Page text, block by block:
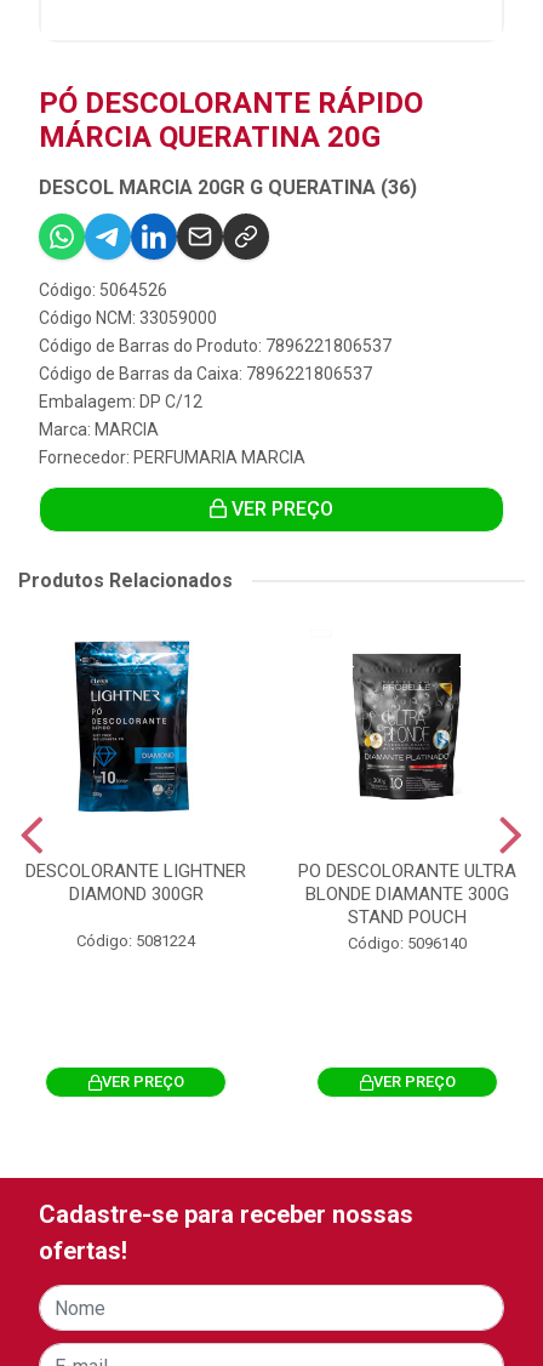
PÓ DESCOLORANTE RÁPIDO
MÁRCIA QUERATINA 20G
DESCOL MARCIA 20GR G QUERATINA (36)
Código: 5064526
Código NCM: 33059000
Código de Barras do Produto: 7896221806537
Código de Barras da Caixa: 7896221806537
Embalagem: DP C/12
Marca: MARCIA
Fornecedor: PERFUMARIA MARCIA
VER PREÇO
Produtos Relacionados
DESCOLORANTE LIGHTNER
DIAMOND 300GR
Código: 5081224
VER PREÇO
PO DESCOLORANTE ULTRA
BLONDE DIAMANTE 300G
STAND POUCH
Código: 5096140
VER PREÇO
Cadastre-se para receber nossas
ofertas!